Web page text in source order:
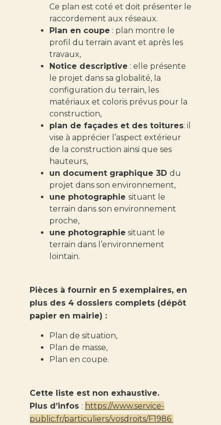
Ce plan est coté et doit présenter le
raccordement aux réseaux.
Plan en coupe : plan montre le
profil du terrain avant et après les
travaux,
Notice descriptive : elle présente
le projet dans sa globalité, la
configuration du terrain, les
matériaux et coloris prévus pour la
construction,
plan de façades et des toitures: il
vise à apprécier l’aspect extérieur
de la construction ainsi que ses
hauteurs,
un document graphique 3D du
projet dans son environnement,
une photographie situant le
terrain dans son environnement
proche,
une photographie situant le
terrain dans l’environnement
lointain.
Pièces à fournir en 5 exemplaires, en
plus des 4 dossiers complets (dépôt
papier en mairie) :
Plan de situation,
Plan de masse,
Plan en coupe.
Cette liste est non exhaustive.
Plus d’infos : https://www.service-
public.fr/particuliers/vosdroits/F1986